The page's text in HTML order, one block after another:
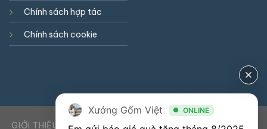
Chính sách hợp tác
Chính sách cookie
GIỚI THIỆU DỊCH VỤ KIẾN THỨC LIÊN HỆ 0941900823
Xưởng Gốm Việt ONLINE